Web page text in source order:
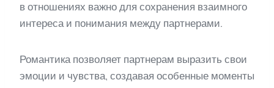
в отношениях важно для сохранения взаимного
интереса и понимания между партнерами.
Романтика позволяет партнерам выразить свои
эмоции и чувства, создавая особенные моменты